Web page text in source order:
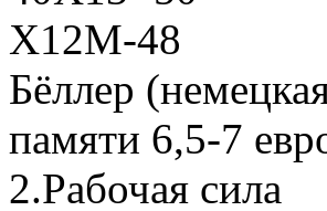
Х12М-48
Бёллер
памяти 6,5-7
2.Рабочая сила